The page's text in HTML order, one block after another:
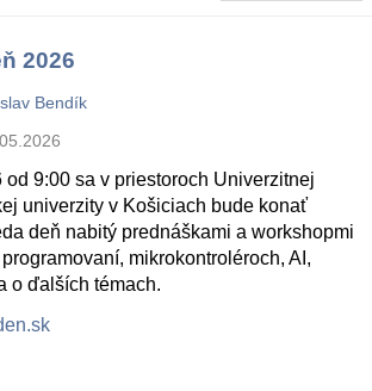
2026
Bendík
od 9:00 sa v priestoroch Univerzitnej
univerzity v Košiciach bude konať
deň nabitý prednáškami a workshopmi
mikrokontroléroch, AI,
o ďalších témach.